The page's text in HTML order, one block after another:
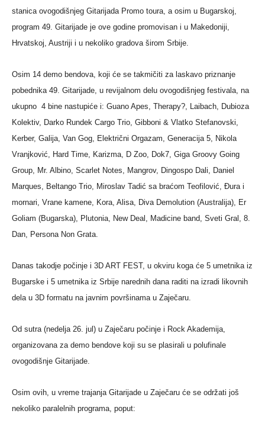
stanica ovogodišnjeg Gitarijada Promo toura, a osim u Bugarskoj,
program 49. Gitarijade je ove godine promovisan i u Makedoniji,
Hrvatskoj, Austriji i u nekoliko gradova širom Srbije.
Osim 14 demo bendova, koji će se takmičiti za laskavo priznanje
pobednika 49. Gitarijade, u revijalnom delu ovogodišnjeg festivala, na
ukupno 4 bine nastupiće i: Guano Apes, Therapy?, Laibach, Dubioza
Kolektiv, Darko Rundek Cargo Trio, Gibboni & Vlatko Stefanovski,
Kerber, Galija, Van Gog, Električni Orgazam, Generacija 5, Nikola
Vranjković, Hard Time, Karizma, D Zoo, Dok7, Giga Groovy Going
Group, Mr. Albino, Scarlet Notes, Mangrov, Dingospo Dali, Daniel
Marques, Beltango Trio, Miroslav Tadić sa braćom Teofilović, Đura i
mornari, Vrane kamene, Kora, Alisa, Diva Demolution (Australija), Er
Goliam (Bugarska), Plutonia, New Deal, Madicine band, Sveti Gral, 8.
Dan, Persona Non Grata.
Danas takodje počinje i 3D ART FEST, u okviru koga će 5 umetnika iz
Bugarske i 5 umetnika iz Srbije narednih dana raditi na izradi likovnih
dela u 3D formatu na javnim površinama u Zaječaru.
Od sutra (nedelja 26. jul) u Zaječaru počinje i Rock Akademija,
organizovana za demo bendove koji su se plasirali u polufinale
ovogodišnje Gitarijade.
Osim ovih, u vreme trajanja Gitarijade u Zaječaru će se održati još
nekoliko paralelnih programa, poput: